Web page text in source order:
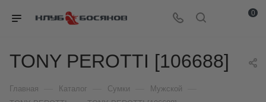
0
TONY PEROTTI [106688]
Главная Каталог Сумки Мужской